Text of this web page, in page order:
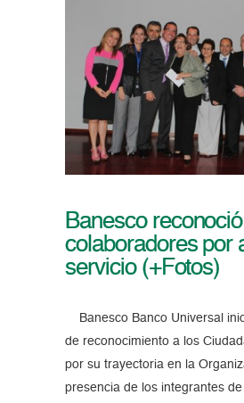
Banesco
colaboradores por
servicio (+Fotos)
Banesco Banco Universal
de reconocimiento a los
por su trayectoria en la
presencia de los integrantes